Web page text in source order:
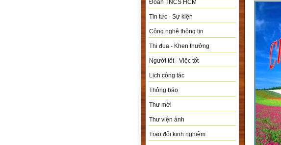
Đoàn TNCS HCM
Tin tức - Sự kiện
Công nghệ thông tin
Thi đua - Khen thưởng
Người tốt - Việc tốt
Lịch công tác
Thông báo
Thư mời
Thư viện ảnh
Trao đổi kinh nghiệm